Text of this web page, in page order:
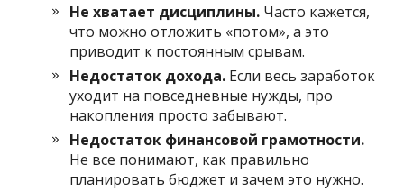
Не хватает дисциплины. Часто кажется,
что можно отложить «потом», а это
приводит к постоянным срывам.
Недостаток дохода. Если весь заработок
уходит на повседневные нужды, про
накопления просто забывают.
Недостаток финансовой грамотности.
Не все понимают, как правильно
планировать бюджет и зачем это нужно.